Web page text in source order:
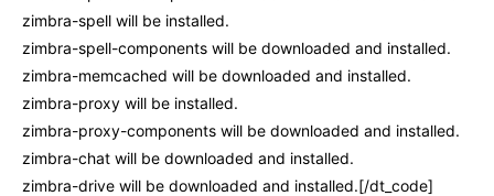
zimbra-spell will be installed.
zimbra-spell-components will be downloaded and installed.
zimbra-memcached will be downloaded and installed.
zimbra-proxy will be installed.
zimbra-proxy-components will be downloaded and installed.
zimbra-chat will be downloaded and installed.
zimbra-drive will be downloaded and installed.[/dt_code]